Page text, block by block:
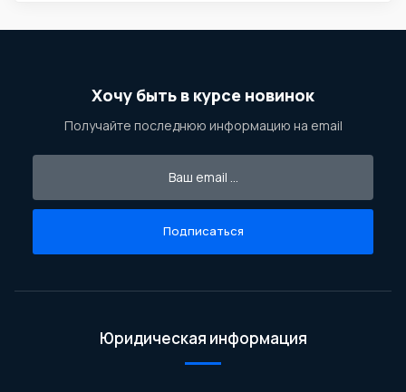
Хочу быть в курсе новинок
Получайте последнюю информацию на email
Подписаться
Юридическая информация